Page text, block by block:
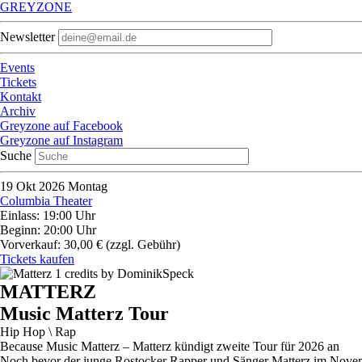
GREYZONE
Newsletter
Events
Tickets
Kontakt
Archiv
Greyzone auf Facebook
Greyzone auf Instagram
Suche
19 Okt 2026 Montag
Columbia Theater
Einlass: 19:00 Uhr
Beginn: 20:00 Uhr
Vorverkauf: 30,00 € (zzgl. Gebühr)
Tickets kaufen
MATTERZ
Music Matterz Tour
Hip Hop \ Rap
Because Music Matterz – Matterz kündigt zweite Tour für 2026 an